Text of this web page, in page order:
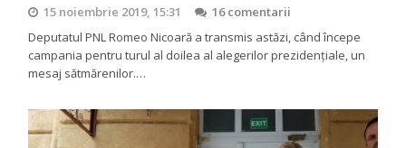
15 noiembrie 2019, 15:31
16 comentarii
Deputatul PNL Romeo Nicoară a transmis astăzi, când începe
campania pentru turul al doilea al alegerilor prezidenţiale, un
mesaj sătmărenilor.…